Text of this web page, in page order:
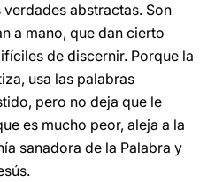
abstractas. Son
a mano, que dan cierto
de discernir. Porque la
usa las palabras
pero no deja que le
es mucho peor, aleja a la
sanadora de la Palabra y